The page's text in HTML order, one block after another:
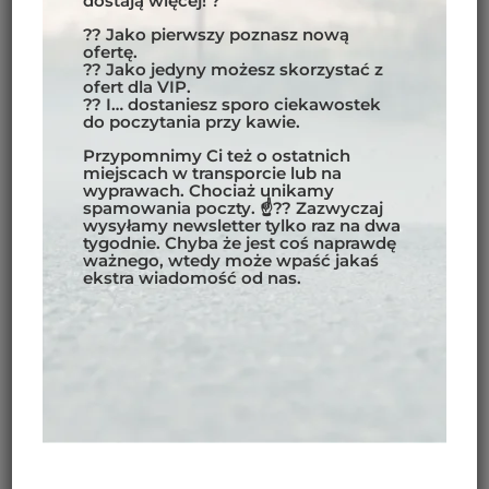
ZOBACZ TAKŻE INNE
KIERUNKI WYPRAW
MOTOCYKLOWYCH
?? Jako pierwszy poznasz nową
ofertę.
?? Jako jedyny możesz skorzystać z
ofert dla VIP.
?? I… dostaniesz sporo ciekawostek
do poczytania przy kawie.
Przypomnimy Ci też o ostatnich
miejscach w transporcie lub na
wyprawach. Chociaż unikamy
spamowania poczty. ☝?? Zazwyczaj
wysyłamy newsletter tylko raz na dwa
tygodnie. Chyba że jest coś naprawdę
ważnego, wtedy może wpaść jakaś
ekstra wiadomość od nas.